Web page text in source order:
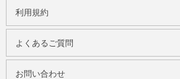
利用規約
よくあるご質問
お問い合わせ